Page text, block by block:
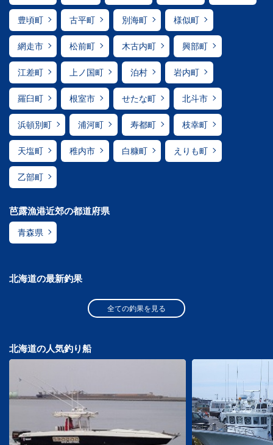
豊頃町 古平町 別海町 様似町
網走市 松前町 木古内町 興部町
江差町 上ノ国町 泊村 岩内町
羅臼町 根室市 せたな町 北斗市
浜頓別町 浦河町 寿都町 枝幸町
天塩町 稚内市 白糠町 えりも町
乙部町
芭露漁港近郊の都道府県
青森県
北海道の最新釣果
全ての釣果を見る
北海道の人気釣り船